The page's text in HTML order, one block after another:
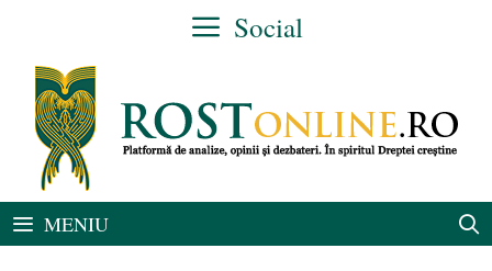
conținut
Social
MENIU